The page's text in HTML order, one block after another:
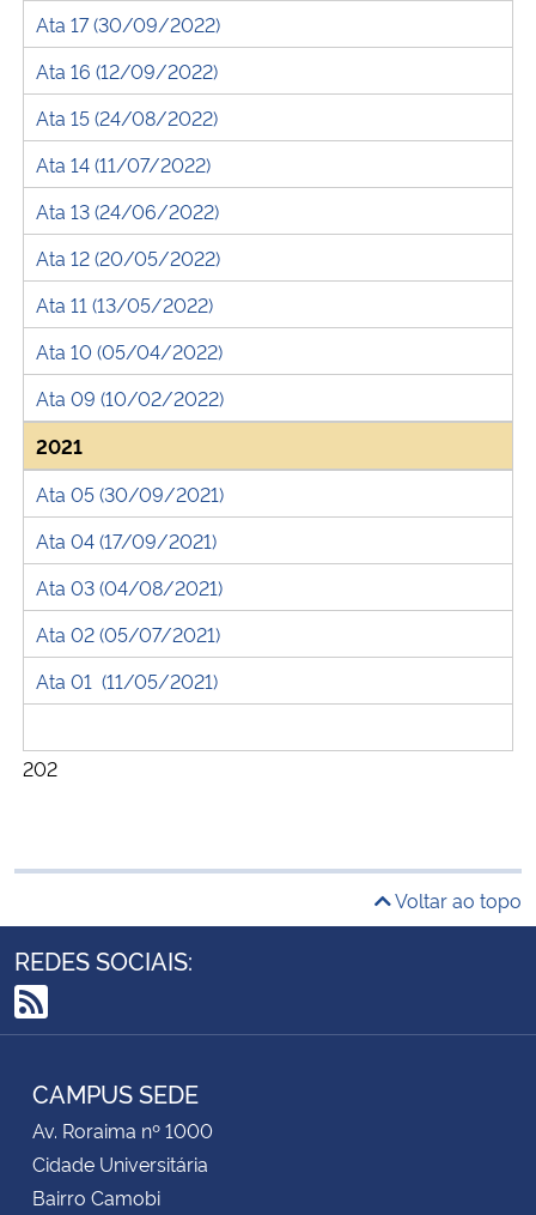
Ata 17 (30/09/2022)
Ata 16 (12/09/2022)
Ata 15 (24/08/2022)
Ata 14 (11/07/2022)
Ata 13 (24/06/2022)
Ata 12 (20/05/2022)
Ata 11 (13/05/2022)
Ata 10 (05/04/2022)
Ata 09 (10/02/2022)
2021
Ata 05 (30/09/2021)
Ata 04 (17/09/2021)
Ata 03 (04/08/2021)
Ata 02 (05/07/2021)
Ata 01 (11/05/2021)
202
Voltar ao topo
REDES SOCIAIS:
RSS
CAMPUS SEDE
Av. Roraima nº 1000
Cidade Universitária
Bairro Camobi